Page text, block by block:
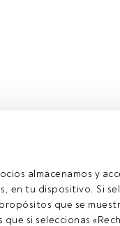
almacenamos y
en tu dispositivo. Si
que se
si seleccionas